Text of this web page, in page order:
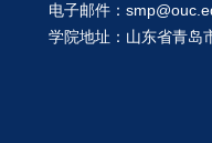
电子邮件：
学院地址：山东省青岛